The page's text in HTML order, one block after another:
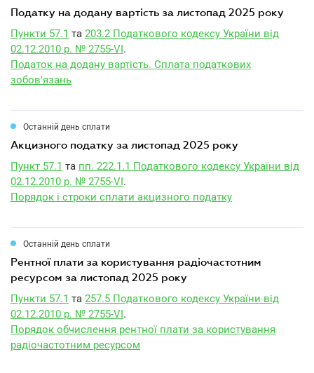
податку на додану вартість за листопад 2025 року
Пункти 57.1 та 203.2 Податкового кодексу України від
02.12.2010 р. № 2755-VI.
Податок на додану вартість. Сплата податкових
зобов'язань
Останній день сплати
акцизного податку за листопад 2025 року
Пункт 57.1 та пп. 222.1.1 Податкового кодексу України від
02.12.2010 р. № 2755-VI.
Порядок і строки сплати акцизного податку
Останній день сплати
рентної плати за користування радіочастотним
ресурсом за листопад 2025 року
Пункти 57.1 та 257.5 Податкового кодексу України від
02.12.2010 р. № 2755-VI.
Порядок обчислення рентної плати за користування
радіочастотним ресурсом